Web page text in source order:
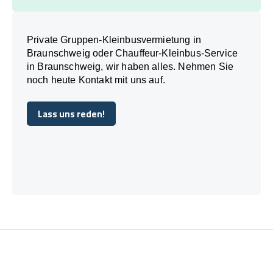
Private Gruppen-Kleinbusvermietung in
Braunschweig oder Chauffeur-Kleinbus-Service
in Braunschweig, wir haben alles. Nehmen Sie
noch heute Kontakt mit uns auf.
Lass uns reden!
Lass uns reden!